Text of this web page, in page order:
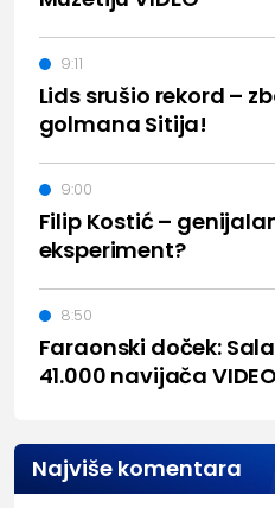
Lids srušio rekord –
golmana Sitija!
9:11
Filip Kostić –
eksperiment?
9:00
Faraonski doček:
41.000 navijača VIDEO
8:50
Najviše komentara